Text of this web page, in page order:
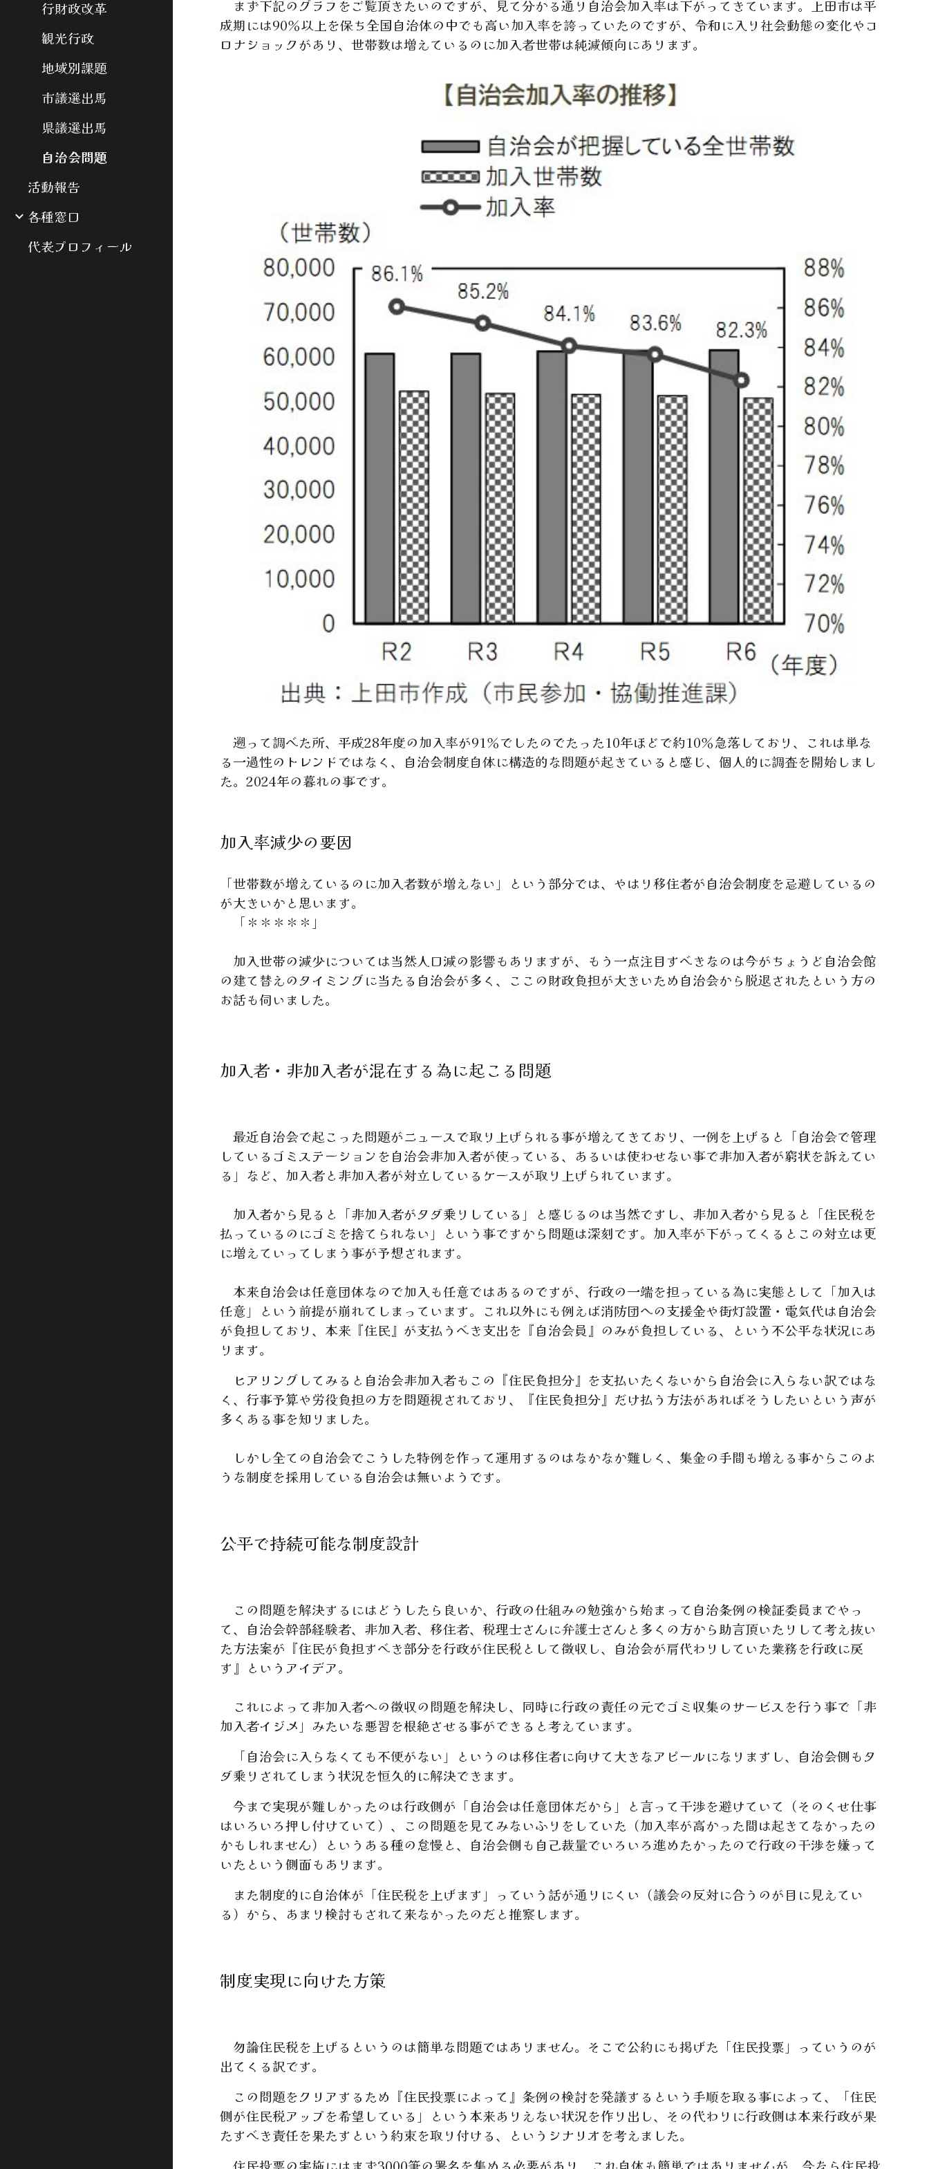
行財政改革
観光行政
地域別課題
市議選出馬
県議選出馬
自治会問題
活動報告
各種窓口
代表プロフィール
まず下記のグラフをご覧頂きたいのですが、見て分かる通り自治会加入率は下がってきています。上田市は平
成期には90％以上を保ち全国自治体の中でも高い加入率を誇っていたのですが、令和に入り社会動態の変化やコ
ロナショックがあり、世帯数は増えているのに加入者世帯は純減傾向にあります。
遡って調べた所、平成28年度の加入率が91％でしたのでたった10年ほどで約10％急落しており、これは単な
る一過性のトレンドではなく、自治会制度自体に構造的な問題が起きていると感じ、個人的に調査を開始しまし
た。2024年の暮れの事です。
加入率減少の要因
「世帯数が増えているのに加入者数が増えない」という部分では、やはり移住者が自治会制度を忌避しているの
が大きいかと思います。
「＊＊＊＊＊」
加入世帯の減少については当然人口減の影響もありますが、もう一点注目すべきなのは今がちょうど自治会館
の建て替えのタイミングに当たる自治会が多く、ここの財政負担が大きいため自治会から脱退されたという方の
お話も伺いました。
加入者・非加入者が混在する為に起こる問題
最近自治会で起こった問題がニュースで取り上げられる事が増えてきており、一例を上げると「自治会で管理
しているゴミステーションを自治会非加入者が使っている、あるいは使わせない事で非加入者が窮状を訴えてい
る」など、加入者と非加入者が対立しているケースが取り上げられています。
加入者から見ると「非加入者がタダ乗りしている」と感じるのは当然ですし、非加入者から見ると「住民税を
払っているのにゴミを捨てられない」という事ですから問題は深刻です。加入率が下がってくるとこの対立は更
に増えていってしまう事が予想されます。
本来自治会は任意団体なので加入も任意ではあるのですが、行政の一端を担っている為に実態として「加入は
任意」という前提が崩れてしまっています。これ以外にも例えば消防団への支援金や街灯設置・電気代は自治会
が負担しており、本来『住民』が支払うべき支出を『自治会員』のみが負担している、という不公平な状況にあ
ります。
ヒアリングしてみると自治会非加入者もこの『住民負担分』を支払いたくないから自治会に入らない訳ではな
く、行事予算や労役負担の方を問題視されており、『住民負担分』だけ払う方法があればそうしたいという声が
多くある事を知りました。
しかし全ての自治会でこうした特例を作って運用するのはなかなか難しく、集金の手間も増える事からこのよ
うな制度を採用している自治会は無いようです。
公平で持続可能な制度設計
この問題を解決するにはどうしたら良いか、行政の仕組みの勉強から始まって自治条例の検証委員までやっ
て、自治会幹部経験者、非加入者、移住者、税理士さんに弁護士さんと多くの方から助言頂いたりして考え抜い
た方法案が『住民が負担すべき部分を行政が住民税として徴収し、自治会が肩代わりしていた業務を行政に戻
す』というアイデア。
これによって非加入者への徴収の問題を解決し、同時に行政の責任の元でゴミ収集のサービスを行う事で「非
加入者イジメ」みたいな悪習を根絶させる事ができると考えています。
「自治会に入らなくても不便がない」というのは移住者に向けて大きなアピールになりますし、自治会側もタ
ダ乗りされてしまう状況を恒久的に解決できます。
今まで実現が難しかったのは行政側が「自治会は任意団体だから」と言って干渉を避けていて（そのくせ仕事
はいろいろ押し付けていて）、この問題を見てみないふりをしていた（加入率が高かった間は起きてなかったの
かもしれません）というある種の怠慢と、自治会側も自己裁量でいろいろ進めたかったので行政の干渉を嫌って
いたという側面もあります。
また制度的に自治体が「住民税を上げます」っていう話が通りにくい（議会の反対に合うのが目に見えてい
る）から、あまり検討もされて来なかったのだと推察します。
制度実現に向けた方策
勿論住民税を上げるというのは簡単な問題ではありません。そこで公約にも掲げた「住民投票」っていうのが
出てくる訳です。
この問題をクリアするため『住民投票によって』条例の検討を発議するという手順を取る事によって、「住民
側が住民税アップを希望している」という本来ありえない状況を作り出し、その代わりに行政側は本来行政が果
たすべき責任を果たすという約束を取り付ける、というシナリオを考えました。
住民投票の実施にはまず3000筆の署名を集める必要があり、これ自体も簡単ではありませんが、今なら住民投